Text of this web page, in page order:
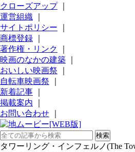
クローズアップ｜
運営組織
サイトポリシー
商標登録
著作権・リンク
映画のなかの建築
おいしい映画祭
自転車映画祭
新着記事
掲載案内
お問い合わせ
タワーリング・インフェルノ(The